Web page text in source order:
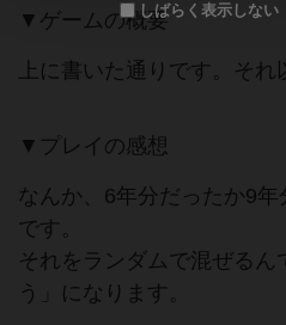
▼ゲームの概要
上に書いた通りです。それ
▼プレイの感想
なんか、6年分だったか9
です。
それをランダムで混ぜるん
う」になります。
しばらく表示しない